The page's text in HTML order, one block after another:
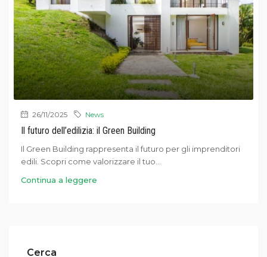
26/11/2025 News
Il futuro dell’edilizia: il Green Building
Il Green Building rappresenta il futuro per gli imprenditori
edili. Scopri come valorizzare il tuo...
Continua a leggere
Cerca